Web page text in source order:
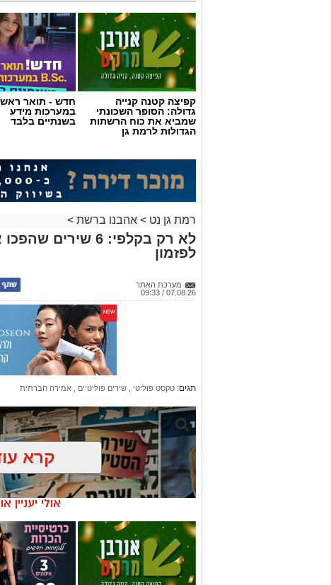
קפיצה קטנה קנייה
גדולה: הסופר השכונתי
שמביא את כוח הרשתות
הגדולות לרמת גן
חדש - תואר
במערכות מידע
בשנתיים בלבד
רמת גן נט > אהבנו ברשת >
לא רק בקלפי: 6
לפזמון
מערכת האתר
07.08.26 / 09:33
תגים: טקסט פוליטי שירים פוליטיים אמירה חברתית
קרא
אולי יעניין